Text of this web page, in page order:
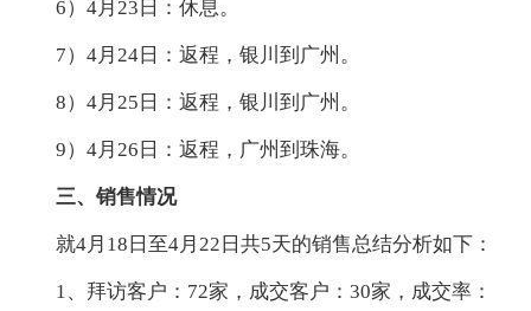
6）4月23日：休息。
7）4月24日：返程，银川到广州。
8）4月25日：返程，银川到广州。
9）4月26日：返程，广州到珠海。
三、销售情况
就4月18日至4月22日共5天的销售总结分析如下：
1、拜访客户：72家，成交客户：30家，成交率：